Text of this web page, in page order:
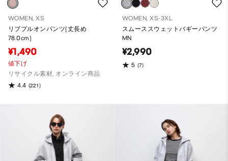
WOMEN, XS
リブプルオンパンツ(丈長め
78.0cm)
¥1,490
値下げ
リサイクル素材, オンライン商品
4.4 (221)
WOMEN, XS-3XL
スムーススウェットバギーパンツ
MN
¥2,990
5 (7)